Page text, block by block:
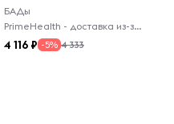
БАДы
PrimeHealth - доставка из-за рубежа
4 116 -5% 4 333